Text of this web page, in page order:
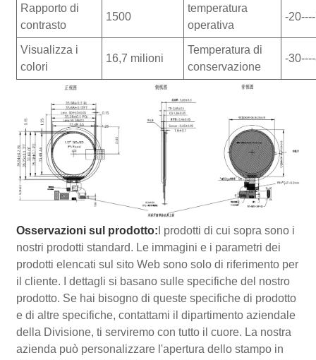
Rapporto di
contrasto
1500
temperatura
operativa
-
Visualizza i
colori
16,7 milioni
Temperatura di
conservazione
-
Osservazioni sul prodotto: I prodotti di cui sopra sono i
nostri prodotti standard. Le immagini e i parametri dei
prodotti elencati sul sito Web sono solo di riferimento per
il cliente. I dettagli si basano sulle specifiche del nostro
prodotto. Se hai bisogno di queste specifiche di prodotto
e di altre specifiche, contattami il dipartimento aziendale
della Divisione, ti serviremo con tutto il cuore. La nostra
azienda può personalizzare l'apertura dello stampo in